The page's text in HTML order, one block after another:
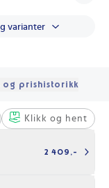
varianter
og prishistorikk
Klikk og hent
2 409,-